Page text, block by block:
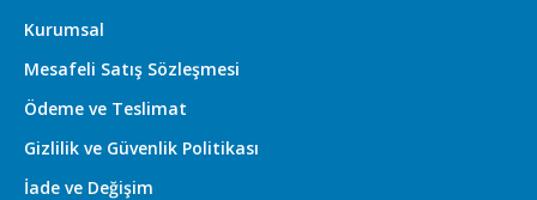
Kurumsal
Mesafeli Satış Sözleşmesi
Ödeme ve Teslimat
Gizlilik ve Güvenlik Politikası
İade ve Değişim